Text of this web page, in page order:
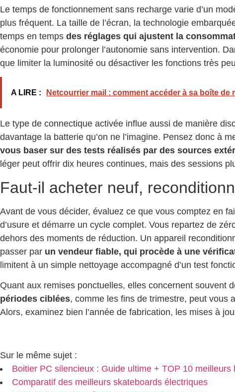
Le temps de fonctionnement sans recharge varie d’un
plus fréquent. La taille de l’écran, la technologie
temps en temps des réglages qui ajustent la
économie pour prolonger l’autonomie sans intervention.
que limiter la luminosité ou désactiver les fonctions très
A LIRE : Netcourrier mail : comment accéder à sa boîte de
Le type de connectique activée influe aussi de manière
davantage la batterie qu’on ne l’imagine. Pensez donc à
vous baser sur des tests réalisés par des sources
léger peut offrir dix heures continues, mais des sessions
Faut-il acheter neuf,
Avant de vous décider, évaluez ce que vous comptez en
d’usure et démarre un cycle complet. Vous repartez de
dehors des moments de réduction. Un appareil
passer par un vendeur fiable, qui procède à une
limitent à un simple nettoyage accompagné d’un test
Quant aux remises ponctuelles, elles concernent souvent
périodes ciblées, comme les fins de trimestre, peut vous
Alors, examinez bien l’année de fabrication, les mises à
Sur le même sujet :
Boitier PC silencieux : Guide ultime + TOP 10 meilleurs
Comparatif des meilleurs skateboards électriques